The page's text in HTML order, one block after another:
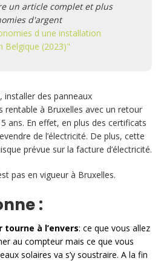
un article complet et plus
d'argent
d une installation
Belgique (2023)"
des panneaux
à Bruxelles avec un retour
ans. En effet, en plus des certificats
de l’électricité. De plus, cette
prévue sur la facture d’électricité.
pas en vigueur à Bruxelles.
:
à l’envers: ce que vous allez
au compteur mais ce que vous
solaires va s’y soustraire. A la fin